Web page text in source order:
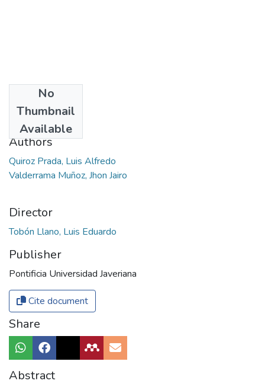
No
Thumbnail
Available
2018
Authors
Quiroz Prada, Luis Alfredo
Valderrama Muñoz, Jhon Jairo
Director
Tobón Llano, Luis Eduardo
Publisher
Pontificia Universidad Javeriana
Cite document
Share
Abstract